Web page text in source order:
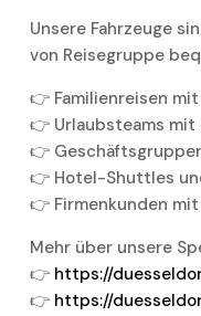
Unsere Fahrzeuge
von Reisegruppe
👉 Familienreisen
👉 Urlaubsteams mit
👉
👉 Hotel-Shuttles
👉 Firmenkunden
Mehr über unsere
👉 https://
👉 https://